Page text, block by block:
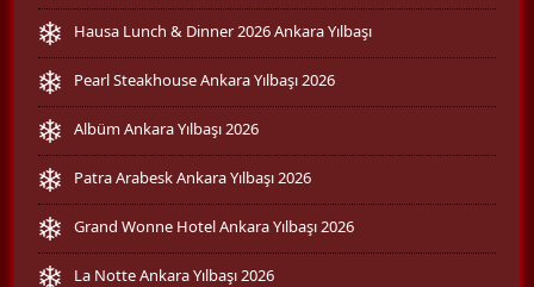
Hausa Lunch & Dinner 2026 Ankara Yılbaşı
Pearl Steakhouse Ankara Yılbaşı 2026
Albüm Ankara Yılbaşı 2026
Patra Arabesk Ankara Yılbaşı 2026
Grand Wonne Hotel Ankara Yılbaşı 2026
La Notte Ankara Yılbaşı 2026